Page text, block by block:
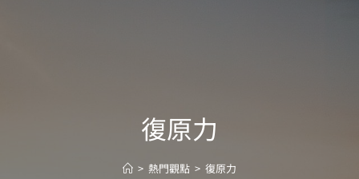
復原力
> 熱門觀點 > 復原力